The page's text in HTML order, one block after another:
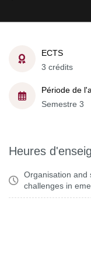
ECTS
3 crédits
Période de
Semestre 3
Heures
Organisation and
challenges in